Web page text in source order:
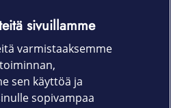
Liukumattoman pinnan
otteessa kädessäsi ja
käsittelyä.
sivuillamme
varmistaaksemme
sen käyttöä ja
sopivampaa